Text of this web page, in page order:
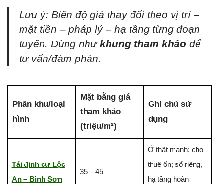
Lưu ý: Biên độ giá thay đổi theo vị trí –
mặt tiền – pháp lý – hạ tầng từng đoạn
tuyến. Dùng nhưkhung tham khảo để
tư vấn/đàm phán.
Phân khu/loại
hình
Mặt bằng giá
tham khảo
(triệu/m²)
Ghi chú sử
dụng
Tái định cư Lộc
An – Bình Sơn
35 – 45
Ở thật mạnh; cho
thuê ổn; sổ riêng,
hạ tầng hoàn